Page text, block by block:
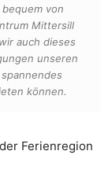
von
Mittersill
auch dieses
unseren
können.
Ferienregion